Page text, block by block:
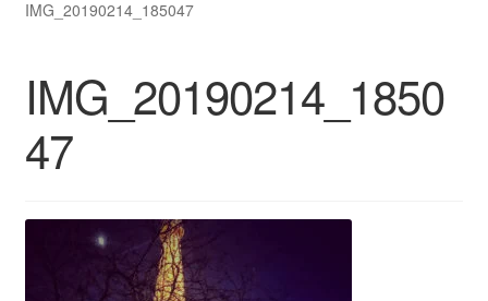
Actualités
IMG_20190214_185047
IMG_20190214_1850
47